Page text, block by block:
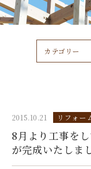
カテゴリー
2015.10.21 リフォー
8月より工事を
が完成いたしま